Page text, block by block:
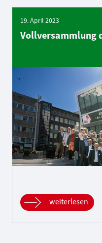
19. April 2023
Vollversammlung
weiterlesen